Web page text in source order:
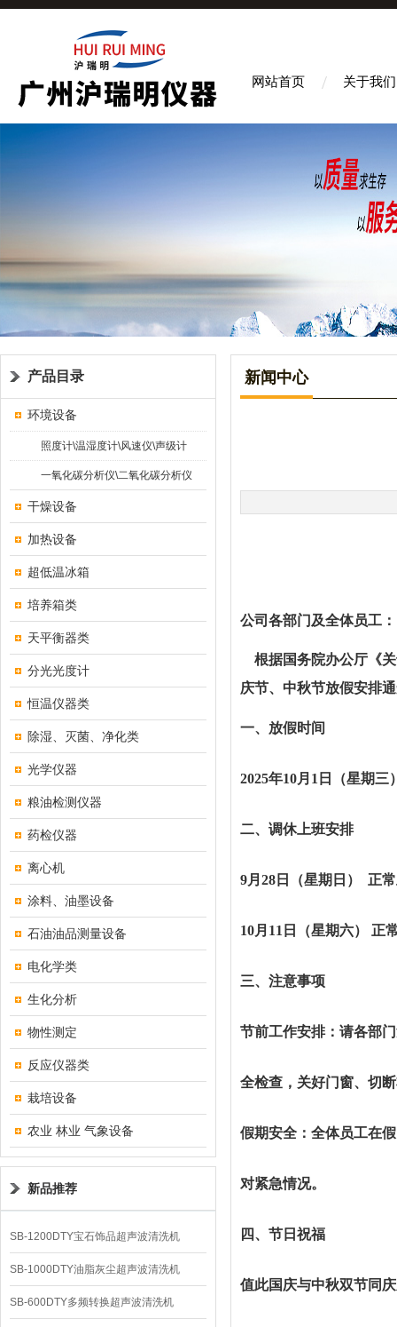
网站首页 关于我们
产品目录
环境设备
照度计\温湿度计\风速仪\声级计
一氧化碳分析仪\二氧化碳分析仪
干燥设备
加热设备
超低温冰箱
培养箱类
天平衡器类
分光光度计
恒温仪器类
除湿、灭菌、净化类
光学仪器
粮油检测仪器
药检仪器
离心机
涂料、油墨设备
石油油品测量设备
电化学类
生化分析
物性测定
反应仪器类
栽培设备
农业 林业 气象设备
新品推荐
SB-1200DTY宝石饰品超声波清洗机
SB-1000DTY油脂灰尘超声波清洗机
SB-600DTY多频转换超声波清洗机
新闻中心
公司各部门及全体员工：
根据国务院办公厅《
庆节、中秋节放假安排
一、放假时间
2025年10月1日（星期
二、调休上班安排
9月28日（星期日） 正
10月11日（星期六） 正
三、注意事项
节前工作安排：请各部
全检查，关好门窗、切
假期安全：全体员工在
对紧急情况。
四、节日祝福
值此国庆与中秋双节同